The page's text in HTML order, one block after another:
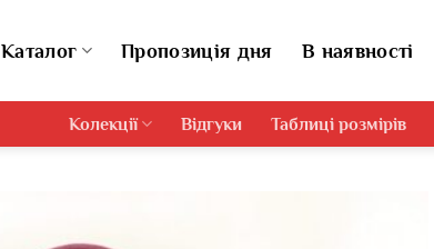
Каталог Пропозиція дня В наявності
Колекції Відгуки Таблиці розмірів